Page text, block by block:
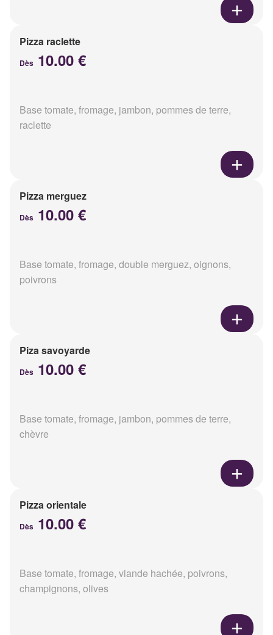
Pizza raclette
Dès 10.00 €
Base tomate, fromage, jambon, pommes de terre,
raclette
Pizza merguez
Dès 10.00 €
Base tomate, fromage, double merguez, oignons,
poivrons
Piza savoyarde
Dès 10.00 €
Base tomate, fromage, jambon, pommes de terre,
chèvre
Pizza orientale
Dès 10.00 €
Base tomate, fromage, viande hachée, poivrons,
champignons, olives